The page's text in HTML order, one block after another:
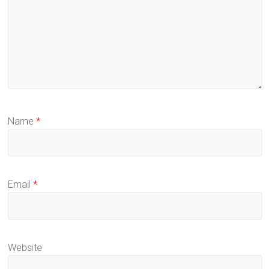
Name*
Email*
Website